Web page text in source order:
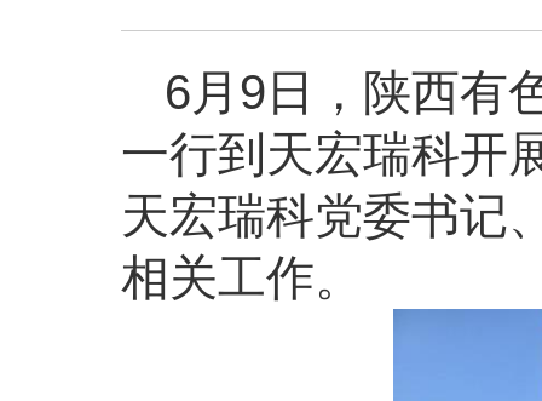
6月9日，陕西有
一行到天宏瑞科开
天宏瑞科党委书记
相关工作。